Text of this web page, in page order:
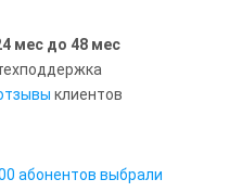
мес до 48 мес
клиентов
абонентов выбрали